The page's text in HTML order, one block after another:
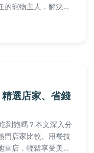
的寵物主人，解決所
選店家、省錢
到飽嗎？本文深入分
門店家比較、用餐技
雷店，輕鬆享受美食